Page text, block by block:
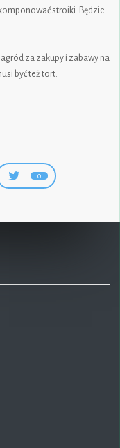
stroiki. Będzie
za zakupy i zabawy na
być też tort.
0